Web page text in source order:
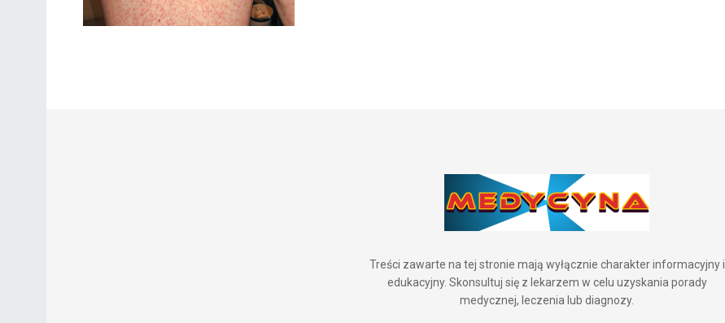
Treści zawarte na tej stronie mają wyłącznie charakter informacyjny i
edukacyjny. Skonsultuj się z lekarzem w celu uzyskania porady
medycznej, leczenia lub diagnozy.